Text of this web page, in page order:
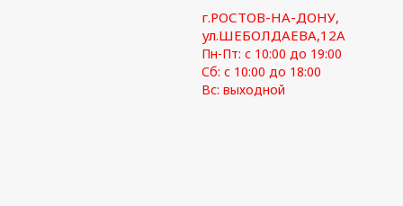
г.РОСТОВ-НА-ДОНУ,
ул.ШЕБОЛДАЕВА,12А
Пн-Пт: с 10:00 до 19:00
Сб: с 10:00 до 18:00
Вс: выходной